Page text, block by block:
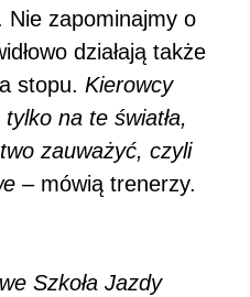
Nie zapominajmy o
działają także
stopu. Kierowcy
na te światła,
zauważyć, czyli
– mówią trenerzy.
Szkoła Jazdy